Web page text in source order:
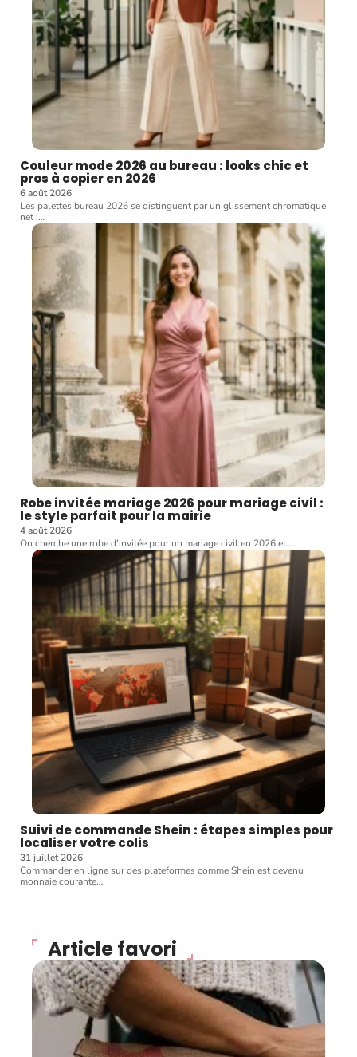
Couleur mode 2026 au bureau : looks chic et
pros à copier en 2026
6 août 2026
Les palettes bureau 2026 se distinguent par un glissement chromatique
net :…
Robe invitée mariage 2026 pour mariage civil :
le style parfait pour la mairie
4 août 2026
On cherche une robe d'invitée pour un mariage civil en 2026 et…
Suivi de commande Shein : étapes simples pour
localiser votre colis
31 juillet 2026
Commander en ligne sur des plateformes comme Shein est devenu
monnaie courante…
Article favori